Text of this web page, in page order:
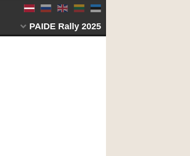
PAIDE Rally 2025